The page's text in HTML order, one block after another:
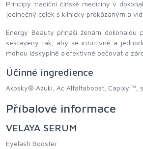
Principy tradiční čínské medicíny v
jedinečný celek s klinicky prokázaným a
Energy Beauty přináší ženám
sestaveny tak, aby se intuitivně a
mohou láskyplně a efektivně pečovat a
Účinné ingredience
Akosky® Azuki, Ac Alfalfaboost, Capixyl™,
Příbalové informace
VELAYA SERUM
Eyelash Booster